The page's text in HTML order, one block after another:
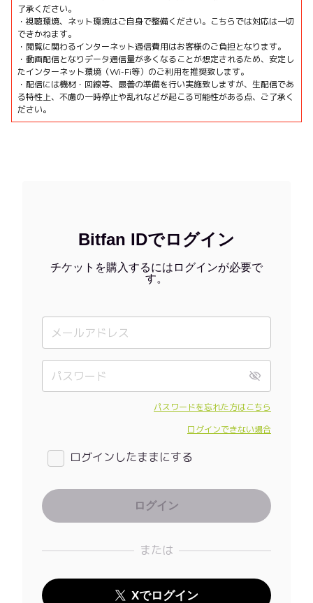
了承ください。
・視聴環境、ネット環境はご自身で整備ください。こちらでは対応は一切
できかねます。
・閲覧に関わるインターネット通信費用はお客様のご負担となります。
・動画配信となりデータ通信量が多くなることが想定されるため、安定し
たインターネット環境（Wi-Fi等）のご利用を推奨致します。
・配信には機材・回線等、最善の準備を行い実施致しますが、生配信であ
る特性上、不慮の一時停止や乱れなどが起こる可能性がある点、ご了承く
ださい。
Bitfan IDでログイン
チケットを購入するにはログインが必要で
す。
パスワードを忘れた方はこちら
ログインできない場合
ログインしたままにする
または
Xでログイン